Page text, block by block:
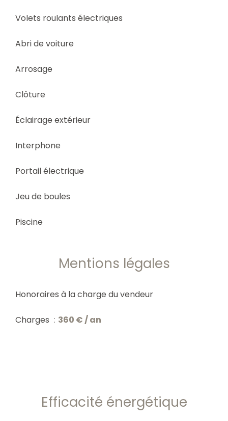
Volets roulants électriques
Abri de voiture
Arrosage
Clôture
Éclairage extérieur
Interphone
Portail électrique
Jeu de boules
Piscine
Mentions légales
Honoraires à la charge du vendeur
Charges 360 € / an
Efficacité énergétique